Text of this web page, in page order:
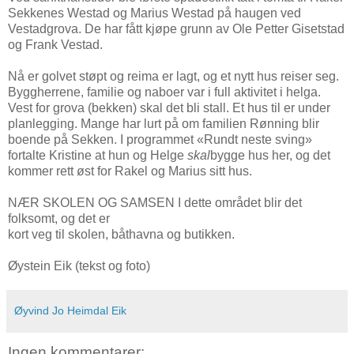
Sekkenes Westad og Marius Westad på haugen ved
Vestadgrova. De har fått kjøpe grunn av Ole Petter Gisetstad
og Frank Vestad.
Nå er golvet støpt og reima er lagt, og et nytt hus reiser seg.
Byggherrene, familie og naboer var i full aktivitet i helga.
Vest for grova (bekken) skal det bli stall. Et hus til er under
planlegging. Mange har lurt på om familien Rønning blir
boende på Sekken. I programmet «Rundt neste sving»
fortalte Kristine at hun og Helge skalbygge hus her, og det
kommer rett øst for Rakel og Marius sitt hus.
NÆR SKOLEN OG SAMSEN I dette området blir det
folksomt, og det er
kort veg til skolen, båthavna og butikken.
Øystein Eik (tekst og foto)
Øyvind Jo Heimdal Eik